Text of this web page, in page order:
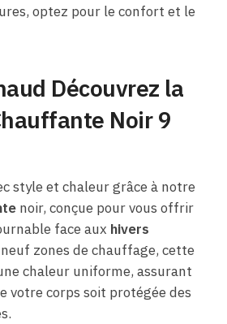
optez pour le confort et le
Découvrez la
Noir 9
style et chaleur grâce à notre
noir, conçue pour vous offrir
face aux hivers
neuf zones de chauffage, cette
chaleur uniforme, assurant
votre corps soit protégée des